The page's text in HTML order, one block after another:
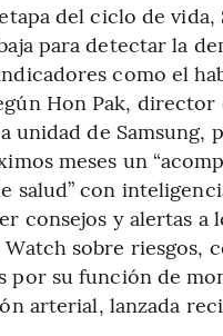
del ciclo de vida,
para detectar la
como el
Hon Pak, director
unidad de Samsung,
meses un
salud” con
consejos y alertas a
Watch sobre riesgos,
por su función de
arterial, lanzada